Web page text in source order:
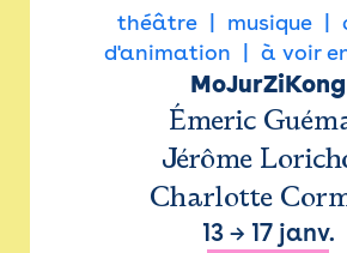
théâtre musique
d'animation
à voir
MoJurZiKong
Émeric
Jérôme
Charlotte
13→ 17 janv.